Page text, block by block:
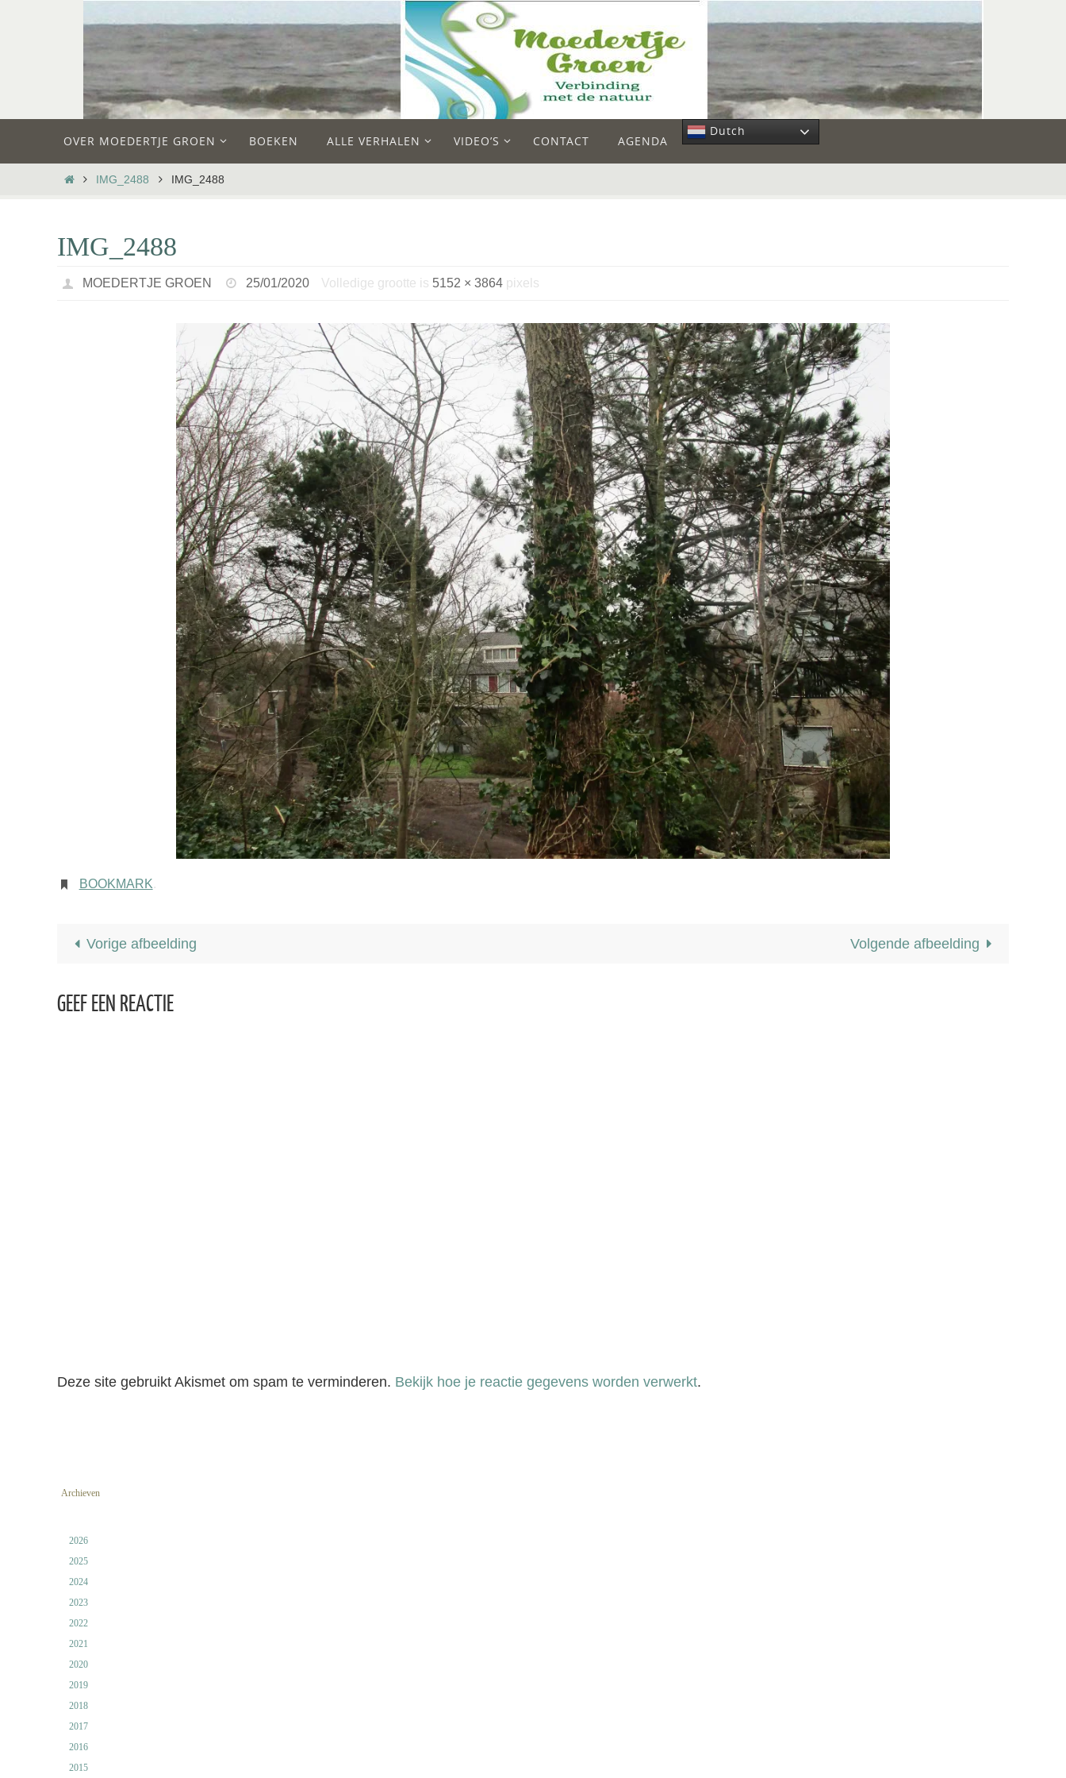
de
OVER MOEDERTJE GROEN BOEKEN ALLE VERHALEN VIDEO’S CONTACT AGENDA
Dutch
HOMEIMG_2488 IMG_2488
IMG_2488
MOEDERTJE GROEN 25/01/2020 Volledige grootte is 5152 × 3864 pixels
BOOKMARK.
Vorige afbeelding Volgende afbeelding
GEEF EEN REACTIE
Deze site gebruikt Akismet om spam te verminderen. Bekijk hoe je reactie gegevens worden verwerkt.
Archieven
2026
2025
2024
2023
2022
2021
2020
2019
2018
2017
2016
2015